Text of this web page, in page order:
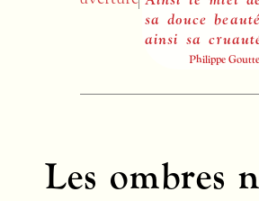
sa douce
ainsi sa
Philippe
Les ombres